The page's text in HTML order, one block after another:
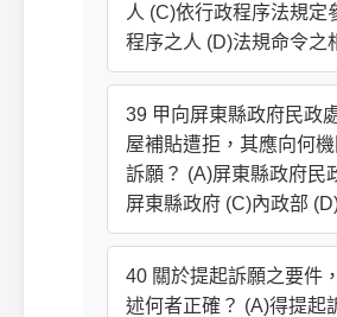
人 (C)依行政程序法規定
程序之人 (D)法規命令之
39 甲向屏東縣政府民政
屋補貼遭拒，其應向何
訴願？ (A)屏東縣政府民
屏東縣政府 (C)內政部
40 關於提起訴願之要件
述何者正確？ (A)得提起